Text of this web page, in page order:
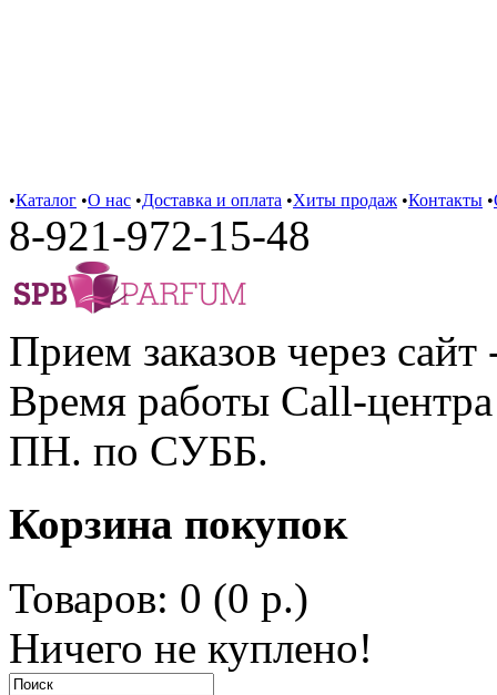
•Каталог •О нас •Доставка и оплата •Хиты продаж •Контакты •
8-921-972-15-48
Прием заказов через сайт
Время работы Call-
ПН. по СУББ.
Корзина покупок
Товаров: 0 (0 р.)
Ничего не куплено!